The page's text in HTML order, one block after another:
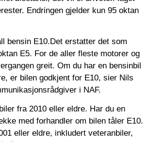
Endringen gjelder kun 95 oktan
bensin E10.Det erstatter det som
E5. For de aller fleste motorer og
greit. Om du har en bensinbil
er bilen godkjent for E10, sier Nils
i NAF.
fra 2010 eller eldre. Har du en
med forhandler om bilen tåler E10.
eller eldre, inkludert veteranbiler,